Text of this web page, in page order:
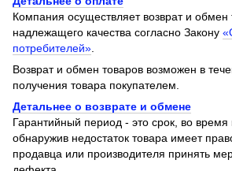
Компания осуществляет возврат и обмен
надлежащего качества согласно Закону
потребителей»
Возврат и обмен товаров возможен в
получения товара покупателем.
Детальнее о возврате и обмене
Гарантийный период - это срок, во время
обнаружив недостаток товара имеет
продавца или производителя принять